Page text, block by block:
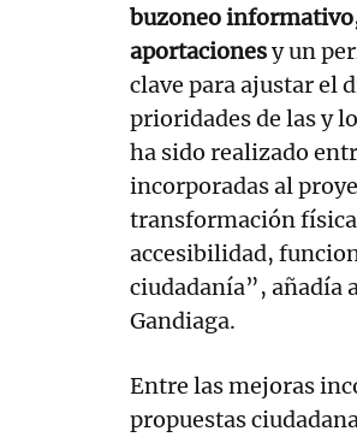
buzoneo
aportacionesy un
clave para ajustar el
prioridades de las y
ha sido realizado
incorporadas al
transformación
accesibilidad,
ciudadanía”, añadía
Gandiaga.
Entre las mejoras
propuestas